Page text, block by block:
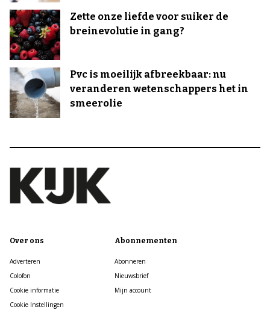
Zette onze liefde voor suiker de
breinevolutie in gang?
Pvc is moeilijk afbreekbaar: nu
veranderen wetenschappers het in
smeerolie
Over ons
Adverteren
Colofon
Cookie informatie
Cookie Instellingen
Abonnementen
Abonneren
Nieuwsbrief
Mijn account